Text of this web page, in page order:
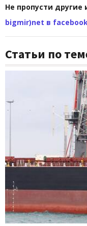
Не пропусти
bigmir)net в facebook
Статьи по